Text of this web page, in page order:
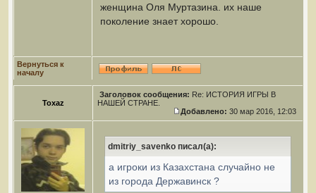
женщина Оля Муртазина. их наше
поколение знает хорошо.
Вернуться к
началу
Toxaz
Заголовок сообщения: Re: ИСТОРИЯ ИГРЫ В
НАШЕЙ СТРАНЕ.
Добавлено: 30 мар 2016, 12:03
dmitriy_savenko писал(а):
а игроки из Казахстана случайно не
из города Державинск ?